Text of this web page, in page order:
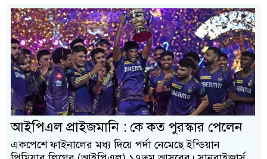
আইপিএল প্রাইজমানি : কে কত পুরস্কার পেলেন
একপেশে ফাইনালের মধ্য দিয়ে পর্দা নেমেছে ইন্ডিয়ান